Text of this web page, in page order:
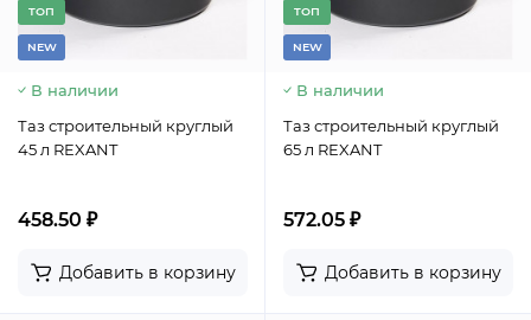
TОП
NEW
В наличии
Таз строительный круглый
45 л REXANT
458.50 ₽
Добавить в корзину
TОП
NEW
В наличии
Таз строительный круглый
65 л REXANT
572.05 ₽
Добавить в корзину